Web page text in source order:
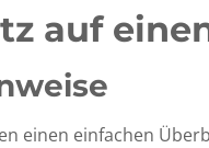
auf
einen einfachen